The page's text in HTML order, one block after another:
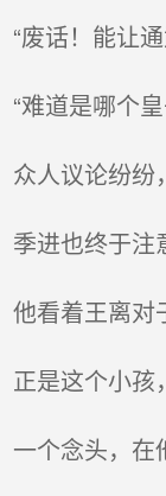
“废话！能让
“难道是哪个皇
众人议论纷纷
季进也终于注
他看着王离对
正是这个小孩
一个念头，在